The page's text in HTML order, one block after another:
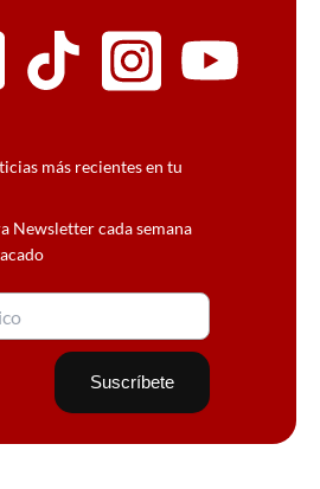
más recientes en tu
Newsletter cada semana